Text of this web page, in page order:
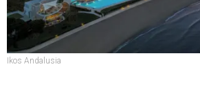
Ikos Andalusia